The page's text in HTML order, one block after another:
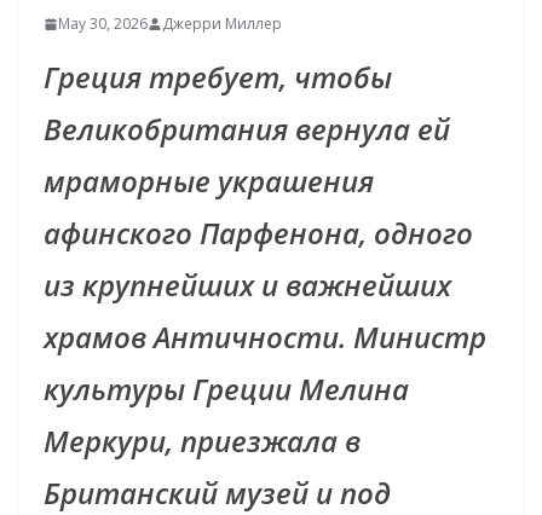
May 30, 2026 Джерри Миллер
Греция требует, чтобы
Великобритания вернула ей
мраморные украшения
афинского Парфенона, одного
из крупнейших и важнейших
храмов Античности. Министр
культуры Греции Мелинa
Меркури, приезжала в
Британский музей и под